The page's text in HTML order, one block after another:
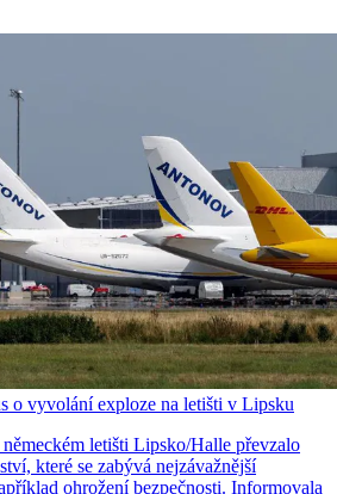
o vyvolání exploze na letišti v Lipsku
letišti Lipsko/Halle převzalo
které se zabývá nejzávažnější
ohrožení bezpečnosti. Informovala